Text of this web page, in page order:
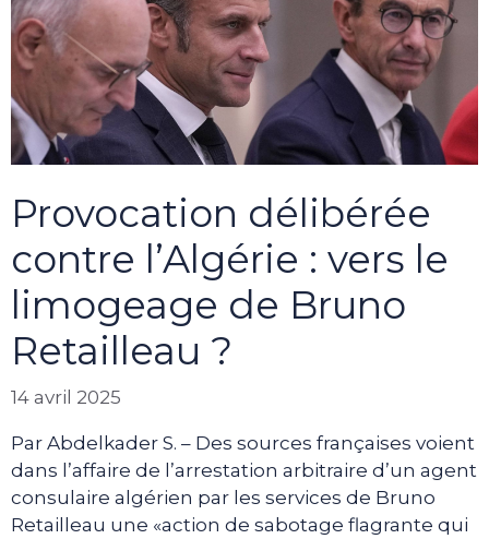
Provocation délibérée
contre l’Algérie : vers le
limogeage de Bruno
Retailleau ?
14 avril 2025
Par Abdelkader S. – Des sources françaises voient
dans l’affaire de l’arrestation arbitraire d’un agent
consulaire algérien par les services de Bruno
Retailleau une «action de sabotage flagrante qui